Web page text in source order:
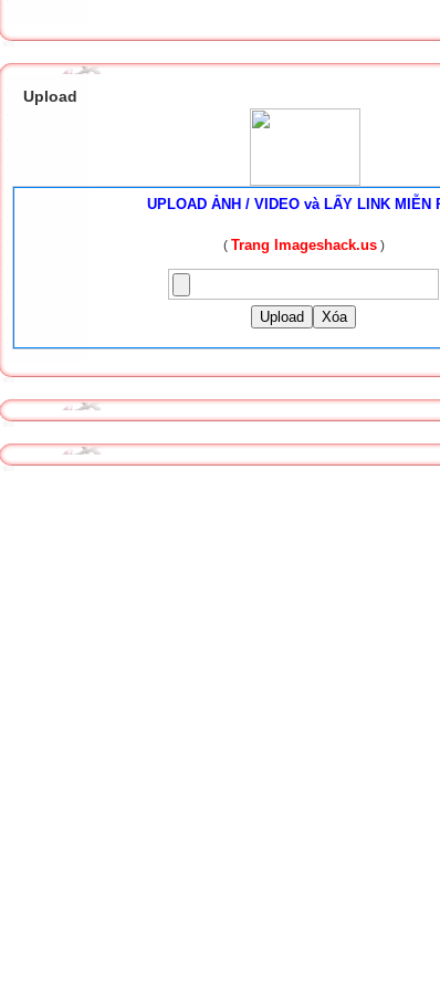
Upload
UPLOAD ẢNH / VIDEO và LẤY LINK MIỄN
( Trang Imageshack.us)
Upload Xóa